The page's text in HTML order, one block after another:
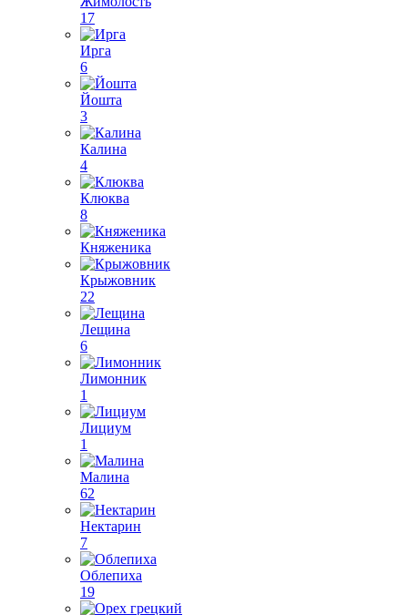
17
Ирга
6
Йошта
3
Калина
4
Клюква
8
Княженика
Крыжовник
22
Лещина
6
Лимонник
1
Лициум
1
Малина
62
Нектарин
7
Облепиха
19